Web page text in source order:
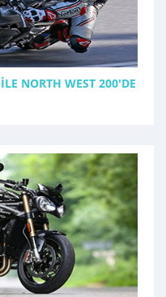
NORTH WEST 200'DE